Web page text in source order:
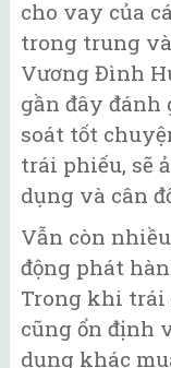
cho vay của
trong trung
Vương Đình
gần đây
soát tốt
trái phiếu, sẽ
dụng và cân
Vẫn còn
động phát
Trong khi trái
cũng ổn định
dụng khác